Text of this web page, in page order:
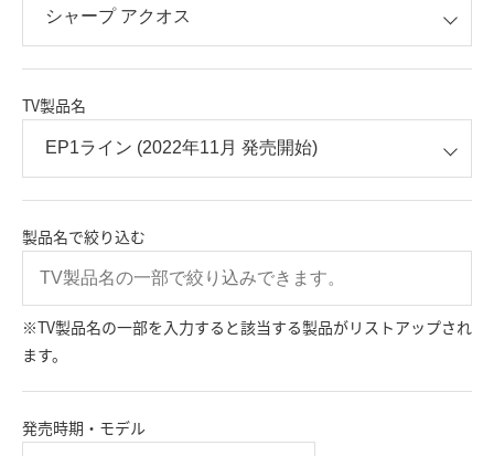
TV製品名
製品名で絞り込む
※TV製品名の一部を入力すると該当する製品がリストアップされ
ます。
発売時期・モデル